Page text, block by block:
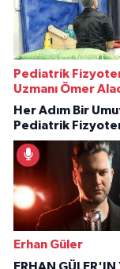
Pediatrik
Uzmanı Ömer
Her Adım Bir
Pediatrik
İlham Veren
Erhan Güler